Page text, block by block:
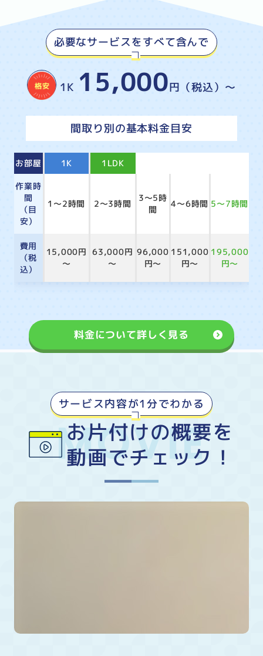
必要なサービスをすべて含んで
1K 15,000円（税込）～
間取り別の基本料金目安
お部屋 1K 1LDK
作業時
間
（目
安）
1～2時間 2～3時間
3～5時
間
4～6時間 5～7時間
費用
（税
込）
15,000円
～
63,000円
～
96,000
円～
151,000
円～
195,000
円～
料金について詳しく見る
サービス内容が1分でわかる
お片付けの概要を
動画でチェック！